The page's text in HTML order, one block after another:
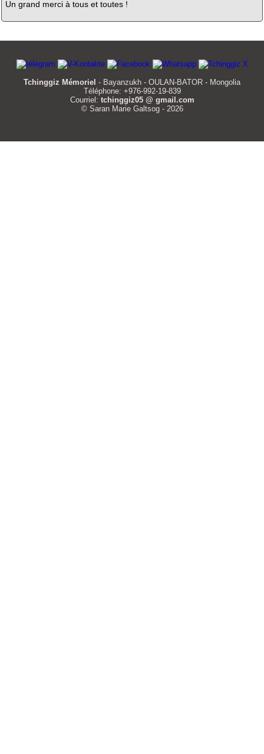
Un grand merci à tous et toutes !
Tchinggiz Mémoriel - Bayanzukh - OULAN-BATOR - Mongolia
Téléphone: +976-992-19-839
Courriel: tchinggiz05 @ gmail.com
© Saran Marie Galtsog - 2026